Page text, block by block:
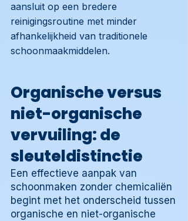
aansluit op een bredere
reinigingsroutine met minder
afhankelijkheid van traditionele
schoonmaakmiddelen.
Organische versus
niet-organische
vervuiling: de
sleuteldistinctie
Een effectieve aanpak van
schoonmaken zonder chemicaliën
begint met het onderscheid tussen
organische en niet-organische